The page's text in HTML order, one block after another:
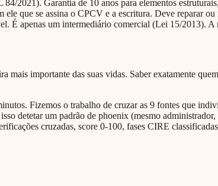
2021). Garantia de 10 anos para elementos
que se assina o CPCV e a escritura. Deve reparar
É apenas um intermediário comercial (Lei 15/2013).
mais importante das suas vidas. Saber exatamente
Fizemos o trabalho de cruzar as 9 fontes que
detetar um padrão de phoenix (mesmo
cruzadas, score 0-100, fases CIRE